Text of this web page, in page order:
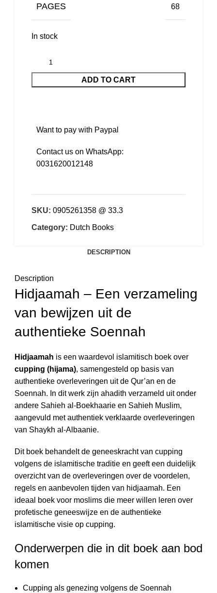
PAGES 68
In stock
ADD TO CART
Want to pay with Paypal
Contact us on WhatsApp:
0031620012148
SKU: 0905261358 @ 33.3
Category: Dutch Books
DESCRIPTION
Description
Hidjaamah – Een verzameling
van bewijzen uit de
authentieke Soennah
Hidjaamah is een waardevol islamitisch boek over
cupping (hijama), samengesteld op basis van
authentieke overleveringen uit de Qur’an en de
Soennah. In dit werk zijn ahadith verzameld uit onder
andere Sahieh al-Boekhaarie en Sahieh Muslim,
aangevuld met authentiek verklaarde overleveringen
van Shaykh al-Albaanie.
Dit boek behandelt de geneeskracht van cupping
volgens de islamitische traditie en geeft een duidelijk
overzicht van de overleveringen over de voordelen,
regels en aanbevolen tijden van hidjaamah. Een
ideaal boek voor moslims die meer willen leren over
profetische geneeswijze en de authentieke
islamitische visie op cupping.
Onderwerpen die in dit boek aan bod
komen
Cupping als genezing volgens de Soennah